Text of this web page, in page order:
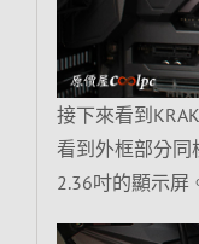
接下來看到
看到外框部分同
2.36吋的顯示屏